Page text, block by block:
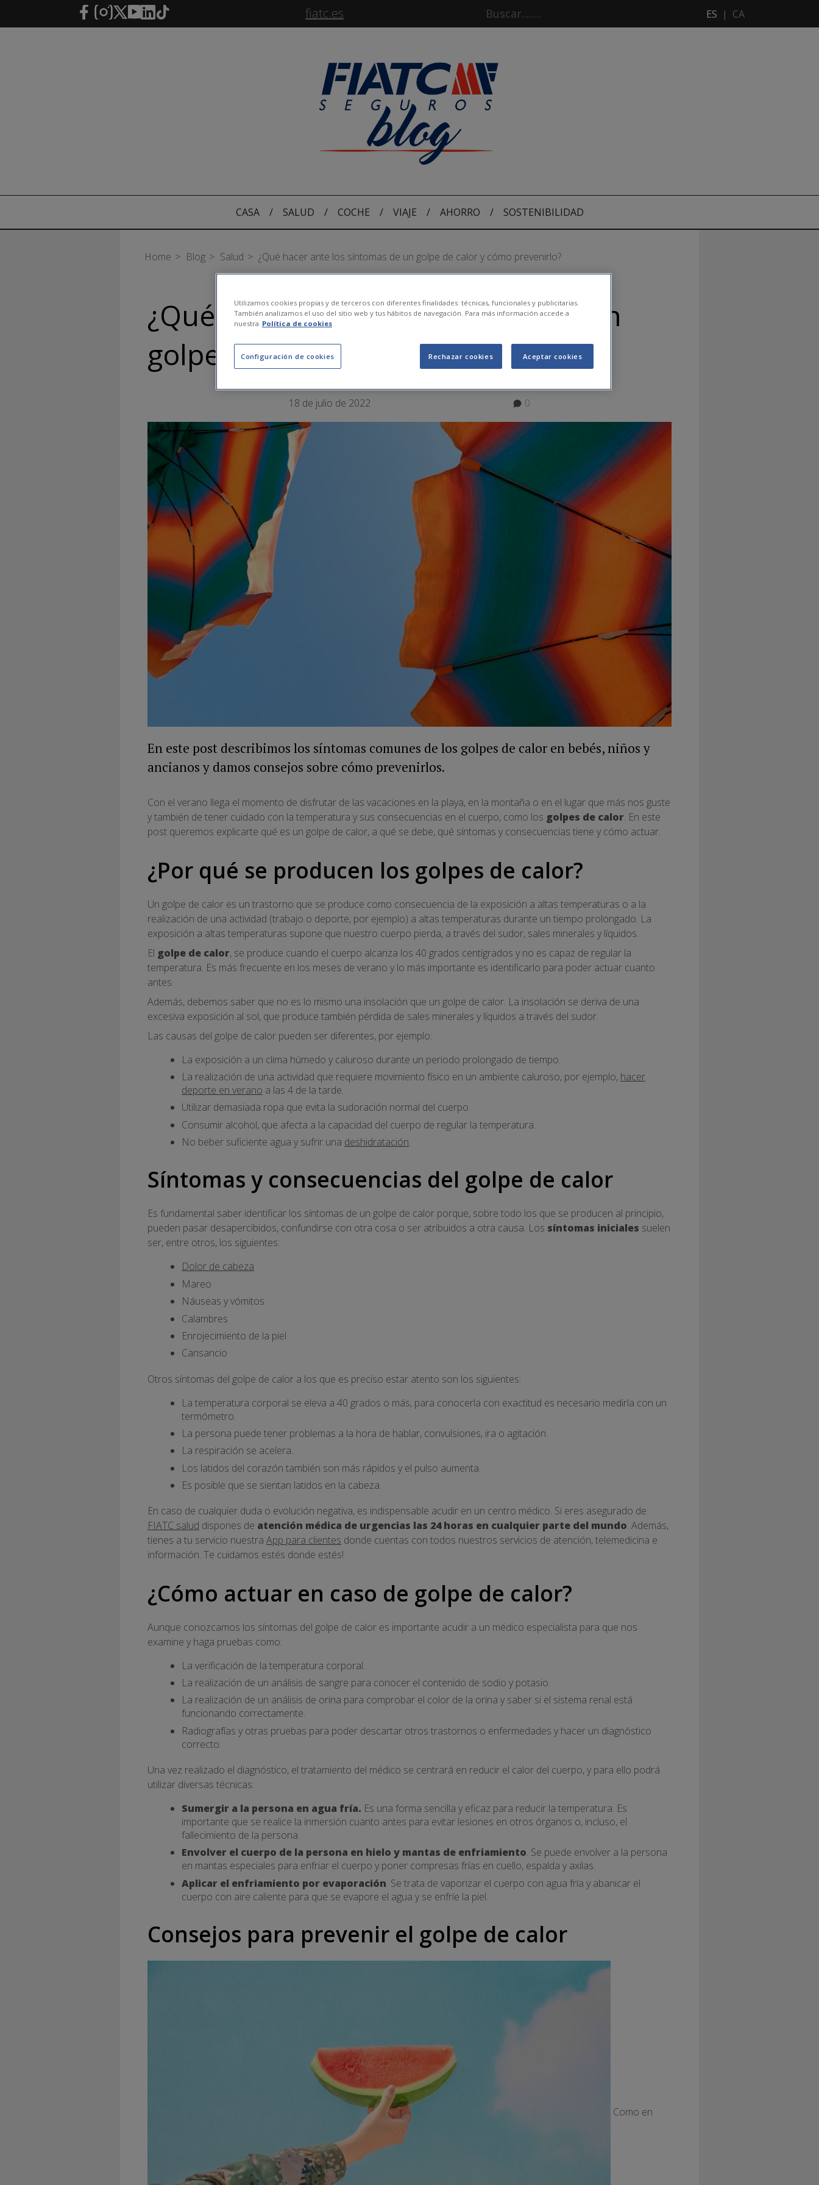
Saltar al contenido principal fiatc.es ES | CA
CASA / SALUD / COCHE / VIAJE / AHORRO / SOSTENIBILIDAD
Home Blog Salud ¿Qué hacer ante los síntomas de un golpe de calor y cómo prevenirlo?
¿Qué hacer ante los síntomas de un
golpe de calor y cómo prevenirlo?
18 de julio de 2022 0
En este post describimos los síntomas comunes de los golpes de calor en bebés, niños y
ancianos y damos consejos sobre cómo prevenirlos.
Con el verano llega el momento de disfrutar de las vacaciones en la playa, en la montaña o en el lugar que más nos guste
y también de tener cuidado con la temperatura y sus consecuencias en el cuerpo, como los golpes de calor. En este
post queremos explicarte qué es un golpe de calor, a qué se debe, qué síntomas y consecuencias tiene y cómo actuar.
¿Por qué se producen los golpes de calor?
Un golpe de calor es un trastorno que se produce como consecuencia de la exposición a altas temperaturas o a la
realización de una actividad (trabajo o deporte, por ejemplo) a altas temperaturas durante un tiempo prolongado. La
exposición a altas temperaturas supone que nuestro cuerpo pierda, a través del sudor, sales minerales y líquidos.
El golpe de calor, se produce cuando el cuerpo alcanza los 40 grados centígrados y no es capaz de regular la
temperatura. Es más frecuente en los meses de verano y lo más importante es identificarlo para poder actuar cuanto
antes.
Además, debemos saber que no es lo mismo una insolación que un golpe de calor. La insolación se deriva de una
excesiva exposición al sol, que produce también pérdida de sales minerales y líquidos a través del sudor.
Las causas del golpe de calor pueden ser diferentes, por ejemplo:
La exposición a un clima húmedo y caluroso durante un periodo prolongado de tiempo.
La realización de una actividad que requiere movimiento físico en un ambiente caluroso, por ejemplo, hacer
deporte en verano a las 4 de la tarde.
Utilizar demasiada ropa que evita la sudoración normal del cuerpo.
Consumir alcohol, que afecta a la capacidad del cuerpo de regular la temperatura.
No beber suficiente agua y sufrir una deshidratación.
Síntomas y consecuencias del golpe de calor
Es fundamental saber identificar los síntomas de un golpe de calor porque, sobre todo los que se producen al principio,
pueden pasar desapercibidos, confundirse con otra cosa o ser atribuidos a otra causa. Los síntomas iniciales suelen
ser, entre otros, los siguientes:
Dolor de cabeza
Mareo
Náuseas y vómitos
Calambres
Enrojecimiento de la piel
Cansancio
Otros síntomas del golpe de calor a los que es preciso estar atento son los siguientes:
La temperatura corporal se eleva a 40 grados o más, para conocerla con exactitud es necesario medirla con un
termómetro.
La persona puede tener problemas a la hora de hablar, convulsiones, ira o agitación.
La respiración se acelera.
Los latidos del corazón también son más rápidos y el pulso aumenta.
Es posible que se sientan latidos en la cabeza.
En caso de cualquier duda o evolución negativa, es indispensable acudir en un centro médico. Si eres asegurado de
FIATC salud dispones de atención médica de urgencias las 24 horas en cualquier parte del mundo. Además,
tienes a tu servicio nuestra App para clientes donde cuentas con todos nuestros servicios de atención, telemedicina e
información. Te cuidamos estés donde estés!
¿Cómo actuar en caso de golpe de calor?
Aunque conozcamos los síntomas del golpe de calor es importante acudir a un médico especialista para que nos
examine y haga pruebas como:
La verificación de la temperatura corporal.
La realización de un análisis de sangre para conocer el contenido de sodio y potasio.
La realización de un análisis de orina para comprobar el color de la orina y saber si el sistema renal está
funcionando correctamente.
Radiografías y otras pruebas para poder descartar otros trastornos o enfermedades y hacer un diagnóstico
correcto.
Una vez realizado el diagnóstico, el tratamiento del médico se centrará en reducir el calor del cuerpo, y para ello podrá
utilizar diversas técnicas:
Sumergir a la persona en agua fría. Es una forma sencilla y eficaz para reducir la temperatura. Es
importante que se realice la inmersión cuanto antes para evitar lesiones en otros órganos o, incluso, el
fallecimiento de la persona.
Envolver el cuerpo de la persona en hielo y mantas de enfriamiento. Se puede envolver a la persona
en mantas especiales para enfriar el cuerpo y poner compresas frías en cuello, espalda y axilas.
Aplicar el enfriamiento por evaporación. Se trata de vaporizar el cuerpo con agua fría y abanicar el
cuerpo con aire caliente para que se evapore el agua y se enfríe la piel.
Consejos para prevenir el golpe de calor
Como en
Utilizamos cookies propias y de terceros con diferentes finalidades: técnicas, funcionales y publicitarias.
También analizamos el uso del sitio web y tus hábitos de navegación. Para más información accede a
nuestra Política de cookies
Configuración de cookies Rechazar cookies Aceptar cookies